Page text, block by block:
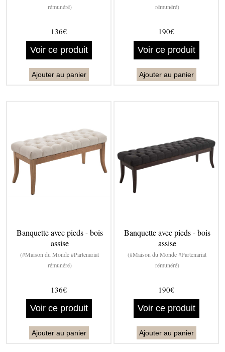
rémunéré)
136€
Voir ce produit
Ajouter au panier
rémunéré)
190€
Voir ce produit
Ajouter au panier
Banquette avec pieds - bois
assise
(#Maison du Monde #Partenariat
rémunéré)
136€
Voir ce produit
Ajouter au panier
Banquette avec pieds - bois
assise
(#Maison du Monde #Partenariat
rémunéré)
190€
Voir ce produit
Ajouter au panier